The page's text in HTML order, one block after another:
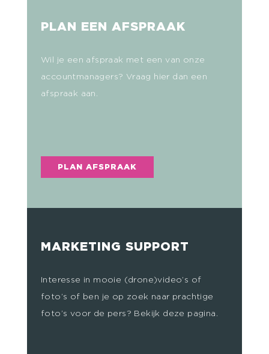
PLAN EEN AFSPRAAK
Wil je een afspraak met een van onze
accountmanagers? Vraag hier dan een
afspraak aan.
PLAN AFSPRAAK
MARKETING SUPPORT
Interesse in mooie (drone)video’s of
foto’s of ben je op zoek naar prachtige
foto’s voor de pers? Bekijk deze pagina.